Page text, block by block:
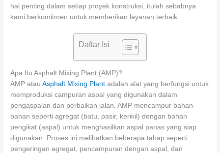
hal penting dalam setiap proyek konstruksi, itulah sebabnya
kami berkomitmen untuk memberikan layanan terbaik.
Daftar Isi
Apa Itu Asphalt Mixing Plant (AMP)?
AMP atauAsphalt Mixing Plant adalah alat yang berfungsi untuk
memproduksi campuran aspal yang digunakan dalam
pengaspalan dan perbaikan jalan. AMP mencampur bahan-
bahan seperti agregat (batu, pasir, kerikil) dengan bahan
pengikat (aspal) untuk menghasilkan aspal panas yang siap
digunakan. Proses ini melibatkan beberapa tahap seperti
pengeringan agregat, pencampuran dengan aspal, dan